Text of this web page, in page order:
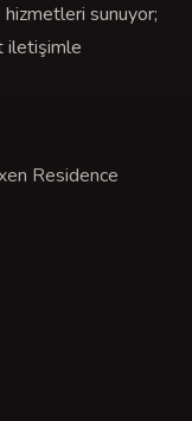
sunuyor;
iletişimle
Residence